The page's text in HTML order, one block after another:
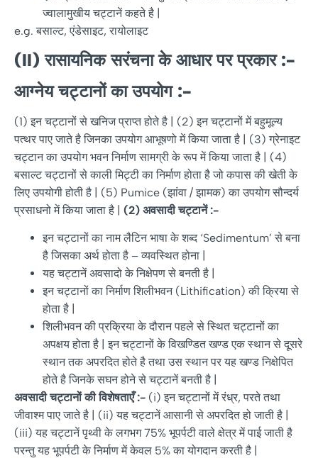
ज्वालामुखीय चट्टानें कहते है |
e.g. बसाल्ट, एंडेसाइट, रायोलाइट
(II)रासायनिक सरंचना के आधार पर प्रकार:-
आग्नेय चट्टानों का उपयोग:-
(1) इन चट्टानों से खनिज प्राप्त होते है | (2) इन चट्टानों में बहुमूल्य
पत्थर पाए जाते है जिनका उपयोग आभूषणो में किया जाता है | (3) ग्रेनाइट
चट्टान का उपयोग भवन निर्माण सामग्री के रूप में किया जाता है | (4)
बसाल्ट चट्टानों से काली मिट्टी का निर्माण होता है जो कपास की खेती के
लिए उपयोगी होती है | (5) Pumice (झांवा / झामक) का उपयोग सौन्दर्य
प्रसाधनो में किया जाता है | (2) अवसादी चट्टानें:-
इन चट्टानों का नाम लैटिन भाषा के शब्द ‘Sedimentum’ से बना
है जिसका अर्थ होता है – व्यवस्थित होना |
यह चट्टानें अवसादो के निक्षेपण से बनती है |
इन चट्टानों का निर्माण शिलीभवन (Lithification) की क्रिया से
होता है |
शिलीभवन की प्रक्रिया के दौरान पहले से स्थित चट्टानों का
अपक्षय होता है | इन चट्टानों के विखण्डित खण्ड एक स्थान से दूसरे
स्थान तक अपरदित होते है तथा उस स्थान पर यह खण्ड निक्षेपित
होते है जिनके सघन होने से चट्टानें बनती है |
अवसादी चट्टानों की विशेषताएँ:- (i) इन चट्टानों में रंध्र, परते तथा
जीवाश्म पाए जाते है | (ii) यह चट्टानें आसानी से अपरदित हो जाती है |
(iii) यह चट्टानें पृथ्वी के लगभग 75% भूपर्पटी वाले क्षेत्र में पाई जाती है
परन्तु यह भूपर्पटी के निर्माण में केवल 5% का योगदान करती है |